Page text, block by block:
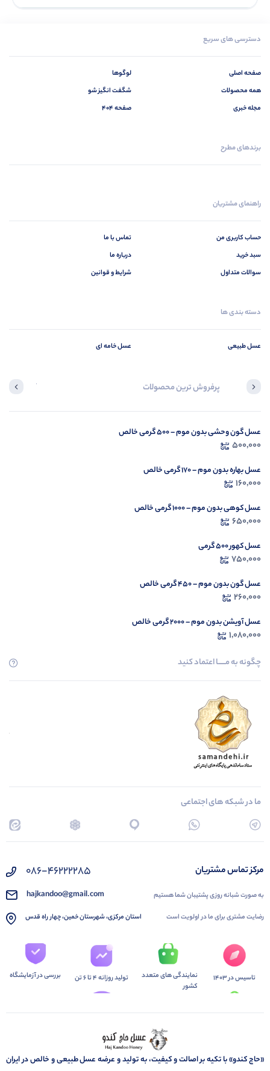
دسترسی های سریع
صفحه اصلی
همه محصولات
مجله خبری
لوگوها
شگفت انگیز شو
صفحه 404
برندهای مطرح
راهنمای مشتریان
حساب کاربری من
سبد خرید
سوالات متداول
تماس با ما
درباره ما
شرایط و قوانین
دسته بندی ها
عسل طبیعی عسل خامه ای
پرفروش ترین محصولات آخرین
عسل گون وحشی بدون موم – ۵۰۰ گرمی خالص
500,000
عسل بهاره بدون موم – ۱۷۰ گرمی خالص
160,000
عسل کوهی بدون موم – ۱۰۰۰ گرمی خالص
650,000
عسل کهور 500 گرمی
750,000
عسل گون بدون موم – ۴۵۰ گرمی خالص
260,000
عسل آویشن بدون موم – ۲۰۰۰ گرمی خالص
1,080,000
چگونه به مــــــا اعتماد کنید
ما در شبکه های اجتماعی
مرکز تماس مشتریان
به صورت شبانه روزی پشتیبان شما هستیم
رضایت مشتری برای ما در اولویت است
086-46222285
hajkandoo@gmail.com
استان مرکزی، شهرستان خمین، چهار راه قدس
تاسیس در 1403
نمایندگی های متعدد
کشور
تولید روزانه 4 تا 6 تن بررسی در آزمایشگاه
«حاج کندو» با تکیه بر اصالت و کیفیت، به تولید و عرضه عسل طبیعی و خالص در ایران